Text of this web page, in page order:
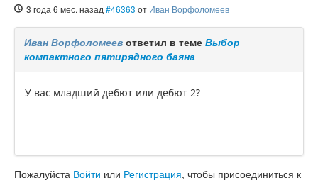
3 года 6 мес. назад #46363 от Иван Ворфоломеев
Иван Ворфоломеев ответил в теме Выбор
компактного пятирядного баяна
У вас младший дебют или дебют 2?
Пожалуйста Войти или Регистрация, чтобы присоединиться к